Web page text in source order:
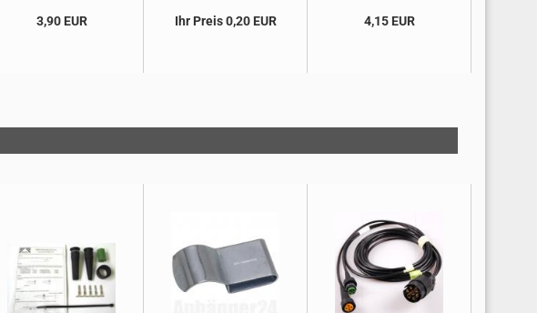
3,90 EUR Ihr Preis 0,20 EUR 4,15 EUR